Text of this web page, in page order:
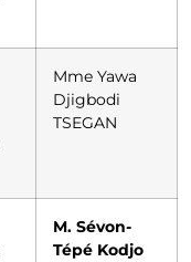
Mme Yawa
Djigbodi
TSEGAN
M. Sévon-
Tépé Kodjo